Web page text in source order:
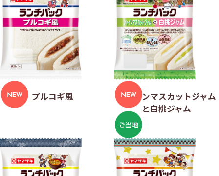
プルコギ風
シャインマスカットジャム
と白桃ジャム